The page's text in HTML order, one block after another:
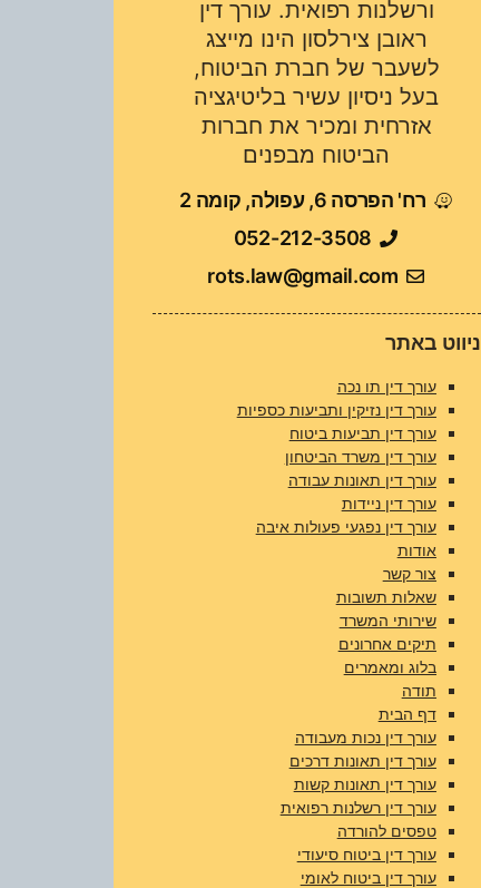
ורשלנות רפואית. עורך דין
ראובן צירלסון הינו מייצג
לשעבר של חברת הביטוח,
בעל ניסיון עשיר בליטיגציה
אזרחית ומכיר את חברות
הביטוח מבפנים
רח' הפרסה 6, עפולה, קומה 2
052-212-3508
rots.law@gmail.com
ניווט באתר
עורך דין תו נכה
עורך דין נזיקין ותביעות כספיות
עורך דין תביעות ביטוח
עורך דין משרד הביטחון
עורך דין תאונות עבודה
עורך דין ניידות
עורך דין נפגעי פעולות איבה
אודות
צור קשר
שאלות תשובות
שירותי המשרד
תיקים אחרונים
בלוג ומאמרים​
תודה
דף הבית
עורך דין נכות מעבודה
עורך דין תאונות דרכים
עורך דין תאונות קשות
עורך דין רשלנות רפואית
טפסים להורדה
עורך דין ביטוח סיעודי
עורך דין ביטוח לאומי